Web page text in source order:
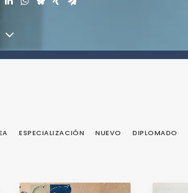
ESPECIALIZACIÓN NUEVO DIPLOMADO